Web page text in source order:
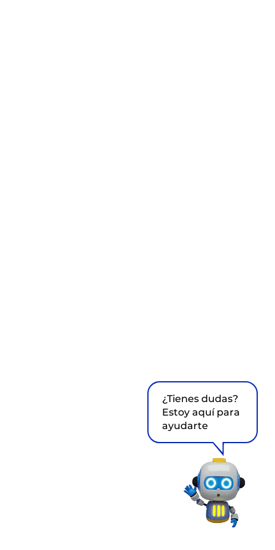
¿Tienes dudas?
Estoy aquí para
ayudarte